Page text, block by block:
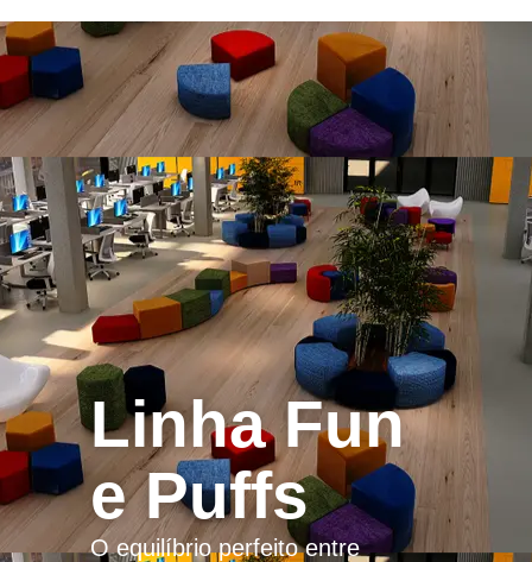
Linha Fun
e Puffs
O equilíbrio perfeito entre